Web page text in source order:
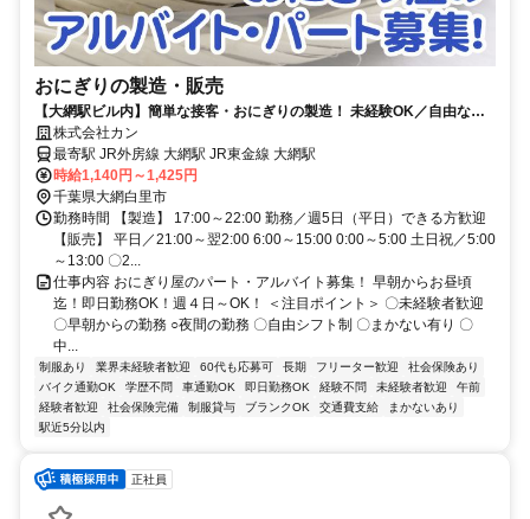
おにぎりの製造・販売
【大網駅ビル内】簡単な接客・おにぎりの製造！ 未経験OK／自由なシ
フト制／中高年活躍中／賄い有
株式会社カン
最寄駅 JR外房線 大網駅 JR東金線 大網駅
時給1,140円～1,425円
千葉県大網白里市
勤務時間 【製造】 17:00～22:00 勤務／週5日（平日）できる方歓迎
【販売】 平日／21:00～翌2:00 6:00～15:00 0:00～5:00 土日祝／5:00
～13:00 〇2...
仕事内容 おにぎり屋のパート・アルバイト募集！ 早朝からお昼頃
迄！即日勤務OK！週４日～OK！ ＜注目ポイント＞ 〇未経験者歓迎
〇早朝からの勤務 ○夜間の勤務 〇自由シフト制 〇まかない有り 〇
中...
制服あり 業界未経験者歓迎 60代も応募可 長期 フリーター歓迎
社会保険あり
バイク通勤OK
学歴不問 車通勤OK 即日勤務OK 経験不問 未経験者歓迎
午前
経験者歓迎
社会保険完備 制服貸与 ブランクOK 交通費支給
まかないあり
駅近5分以内
正社員